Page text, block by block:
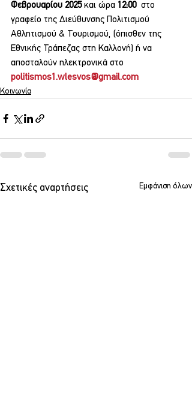
Φεβρουαρίου 2025 και ώρα 12:00 στο
γραφείο της Διεύθυνσης Πολιτισμού
Αθλητισμού & Τουρισμού, (όπισθεν της
Εθνικής Τράπεζας στη Καλλονή) ή να
αποσταλούν ηλεκτρονικά στο
politismos1.wlesvos@gmail.com
Κοινωνία
Σχετικές αναρτήσεις Εμφάνιση όλων